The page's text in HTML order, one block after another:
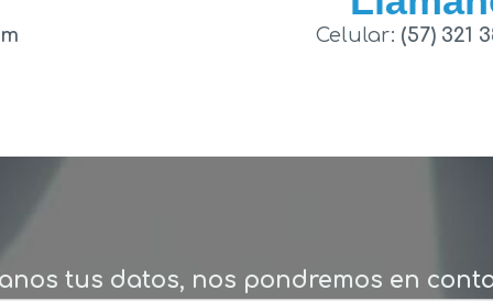
Celular: (57) 321
tus datos, nos pondremos en